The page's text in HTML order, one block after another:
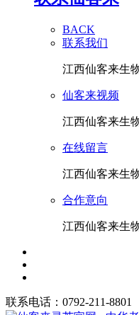
BACK
联系我们
江西仙客来生
仙客来视频
江西仙客来生
在线留言
江西仙客来生
合作意向
江西仙客来生
联系电话：0792-211-8801